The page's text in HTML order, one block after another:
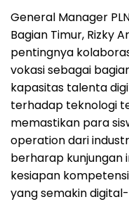
General Manager
Bagian Timur, Rizky
pentingnya
vokasi sebagai
kapasitas talenta
terhadap teknologi
memastikan para
operation dari
berharap kunjungan
kesiapan
yang semakin